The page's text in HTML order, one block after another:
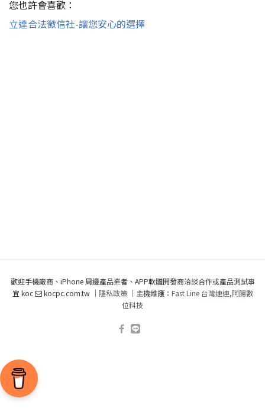
您也許會喜歡：
立達合法徵信社-讓您安心的選擇
歡迎手機廠商、iPhone 周邊產品業者、APP軟體開發商洽談合作或產品測試事
宜 koc
kocpc.com.tw ｜ 隱私政策｜主機維護： Fast Line 台灣速連,阿腸數
位科技